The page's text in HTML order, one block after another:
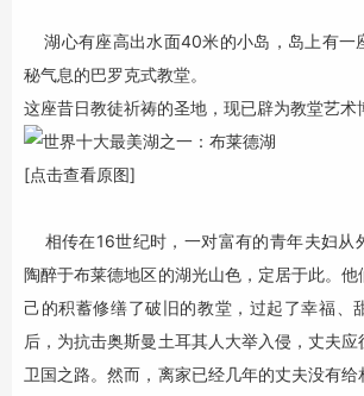
湖心有座高出水面40米的小岛，岛上有一
秘气息的巴罗克式教堂。
这座昔日教徒祈祷的圣地，现已辟为教堂艺术
[点击查看原图]
相传在16世纪时，一对富有的青年夫妇从
陶醉于布莱德地区的湖光山色，定居于此。他
己的积蓄修缮了破旧的教堂，过起了幸福、
后，为抗击奥斯曼土耳其人大举入侵，丈夫
卫国之路。然而，离家已经几年的丈夫没有